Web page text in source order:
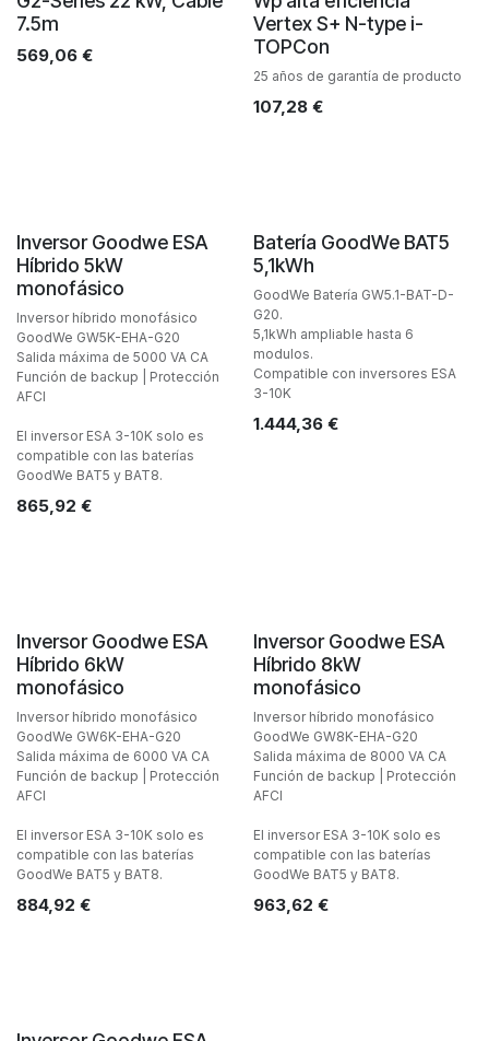
7.5m
569,06 €
Vertex S+ N-type i-
TOPCon
25 años de garantía de producto
107,28€
Inversor Goodwe ESA
Híbrido 5kW
monofásico
Inversor híbrido monofásico
GoodWe GW5K-EHA-G20
Salida máxima de 5000 VA CA
Función de backup | Protección
AFCI
El inversor ESA 3-10K solo es
compatible con las baterías
GoodWe BAT5 y BAT8.
865,92 €
Batería GoodWe BAT5
5,1kWh
GoodWe Batería GW5.1-BAT-D-
G20.
5,1kWh ampliable hasta 6
modulos.
Compatible con inversores ESA
3-10K
1.444,36€
Inversor Goodwe ESA
Híbrido 6kW
monofásico
Inversor híbrido monofásico
GoodWe GW6K-EHA-G20
Salida máxima de 6000 VA CA
Función de backup | Protección
AFCI
El inversor ESA 3-10K solo es
compatible con las baterías
GoodWe BAT5 y BAT8.
884,92 €
Inversor Goodwe ESA
Híbrido 8kW
monofásico
Inversor híbrido monofásico
GoodWe GW8K-EHA-G20
Salida máxima de 8000 VA CA
Función de backup | Protección
AFCI
El inversor ESA 3-10K solo es
compatible con las baterías
GoodWe BAT5 y BAT8.
963,62 €